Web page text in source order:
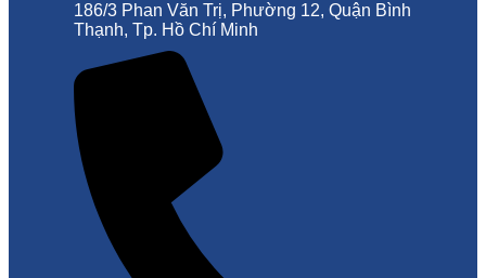
186/3 Phan Văn Trị, Phường 12, Quận Bình
Thạnh, Tp. Hồ Chí Minh